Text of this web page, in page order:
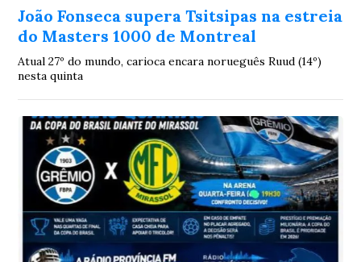
João Fonseca supera Tsitsipas na estreia
do Masters 1000 de Montreal
Atual 27º do mundo, carioca encara norueguês Ruud (14º)
nesta quinta